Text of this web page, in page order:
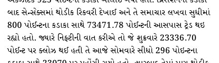
બાદ સેન્સેક્સમાં થોડીક રિકવરી દેખાઈ અને તે સમાચાર લખવા સુધીમાં
800 પોઈન્ટના કડાકા સાથે 73471.78 પોઈન્ટની આસપાસ ટ્રેડ થઇ
રહ્યો હતો. જ્યારે નિફ્ટીની વાત કરીએ તો જે શુક્રવારે 23336.70
પોઈન્ટ પર ક્લોઝ થઈ હતી તે આજે સોમવારે સીધો 296 પોઇન્ટના